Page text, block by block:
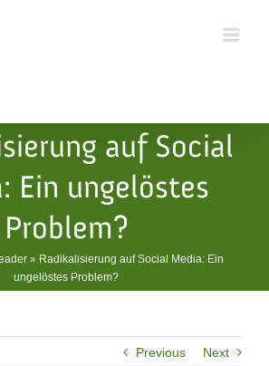
auf Social
Ein ungelöstes
Problem?
» Radikalisierung auf Social Media: Ein
ungelöstes Problem?
Previous Next